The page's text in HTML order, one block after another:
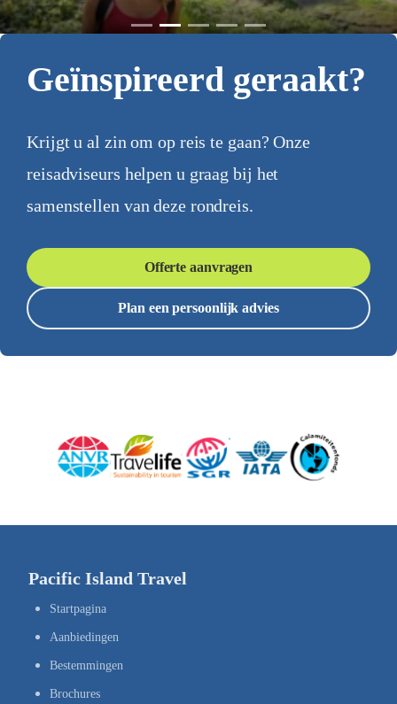
Geïnspireerd geraakt?
Krijgt u al zin om op reis te gaan? Onze
reisadviseurs helpen u graag bij het
samenstellen van deze rondreis.
Offerte aanvragen
Plan een persoonlijk advies
Pacific Island Travel
Startpagina
Aanbiedingen
Bestemmingen
Brochures